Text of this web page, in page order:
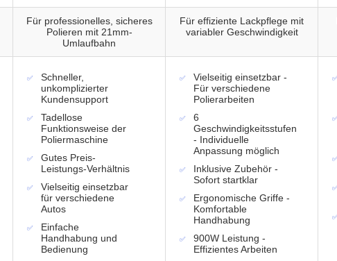
Für professionelles, sicheres
Polieren mit 21mm-
Umlaufbahn
Für effiziente Lackpflege mit
variabler Geschwindigkeit
Schneller,
unkomplizierter
Kundensupport
Tadellose
Funktionsweise der
Poliermaschine
Gutes Preis-
Leistungs-Verhältnis
Vielseitig einsetzbar
für verschiedene
Autos
Einfache
Handhabung und
Bedienung
Vielseitig einsetzbar -
Für verschiedene
Polierarbeiten
6
Geschwindigkeitsstufen
- Individuelle
Anpassung möglich
Inklusive Zubehör -
Sofort startklar
Ergonomische Griffe -
Komfortable
Handhabung
900W Leistung -
Effizientes Arbeiten